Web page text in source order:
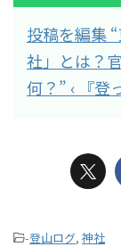
投稿を編集
社」とは？
何？” ‹ 『
-登山ログ, 神社